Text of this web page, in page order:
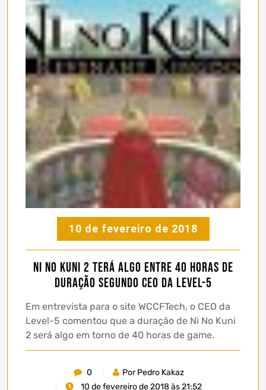
10 de fevereiro de 2018
Ni No Kuni 2 terá algo entre 40 horas de
duração segundo CEO da Level-5
Em entrevista para o site WCCFTech, o CEO da
Level-5 comentou que a duração de Ni No Kuni
2 será algo em torno de 40 horas de game.
0
Por Pedro Kakaz
10 de fevereiro de 2018 às 21:52